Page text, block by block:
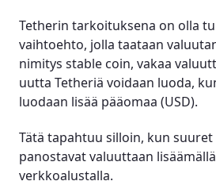
Tetherin tarkoituksena on olla
vaihtoehto, jolla taataan
nimitys stable coin, vakaa
uutta Tetheriä voidaan luoda,
luodaan lisää pääomaa (USD).
Tätä tapahtuu silloin, kun
panostavat valuuttaan
verkkoalustalla.